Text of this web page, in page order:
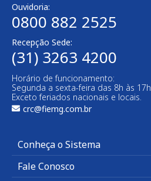
Ouvidoria:
0800 882 2525
Recepção Sede:
(31) 3263 4200
Horário de funcionamento:
Segunda a sexta-feira das 8h às 17h
Exceto feriados nacionais e locais.
crc@fiemg.com.br
Conheça o Sistema
Fale Conosco